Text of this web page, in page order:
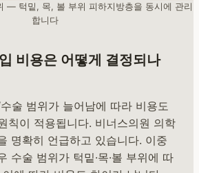
— 턱밑, 목, 볼 부위 피하지방층을 동시에 관리
합니다
비용은 어떻게 결정되나
술 범위가 늘어남에 따라 비용도
칙이 적용됩니다. 비너스의원 의학
명확히 언급하고 있습니다. 이중
수술 범위가 턱밑·목·볼 부위에 따